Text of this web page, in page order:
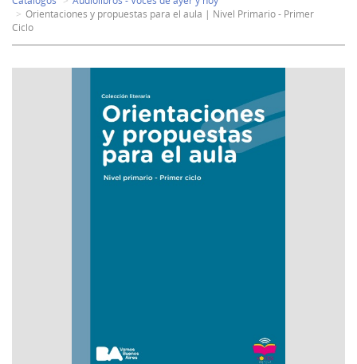
Orientaciones y propuestas para el aula | Nivel Primario - Primer
Ciclo